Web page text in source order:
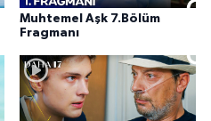
Muhtemel Aşk 7.Bölüm
Fragmanı